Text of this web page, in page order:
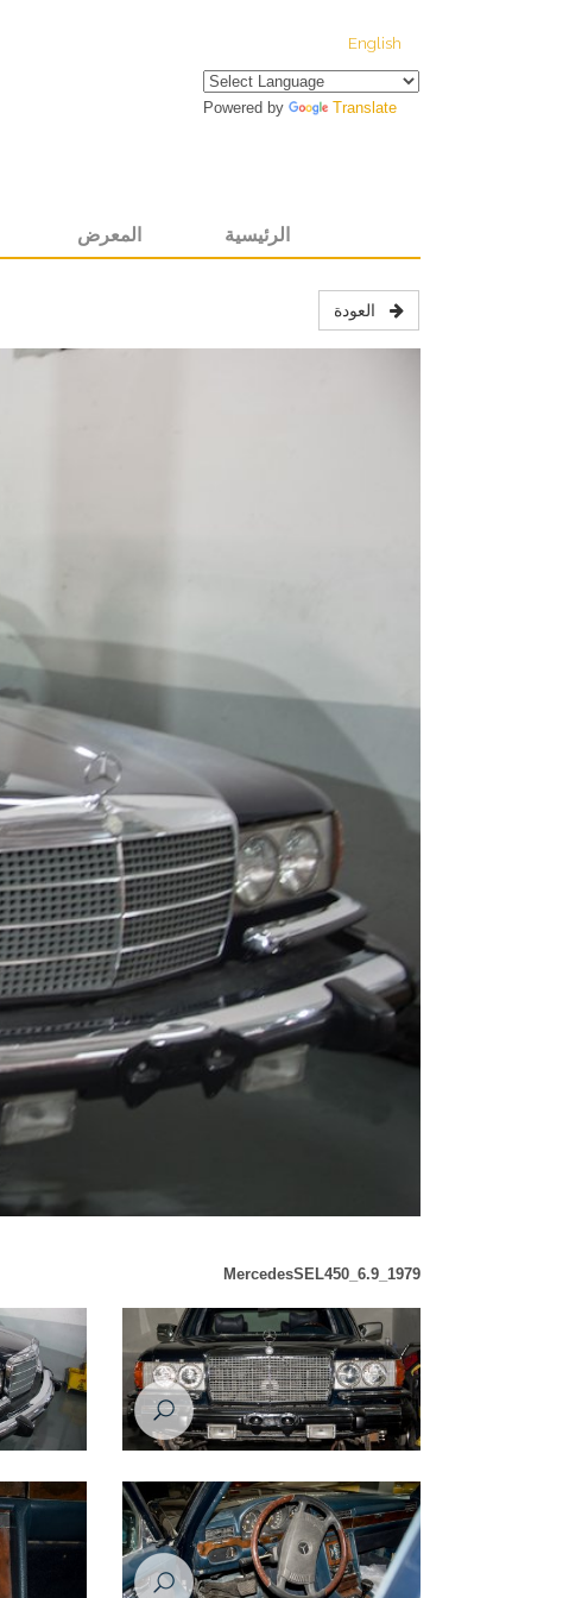
English
Powered by Translate
الرئيسية المعرض
العودة
MercedesSEL450_6.9_1979